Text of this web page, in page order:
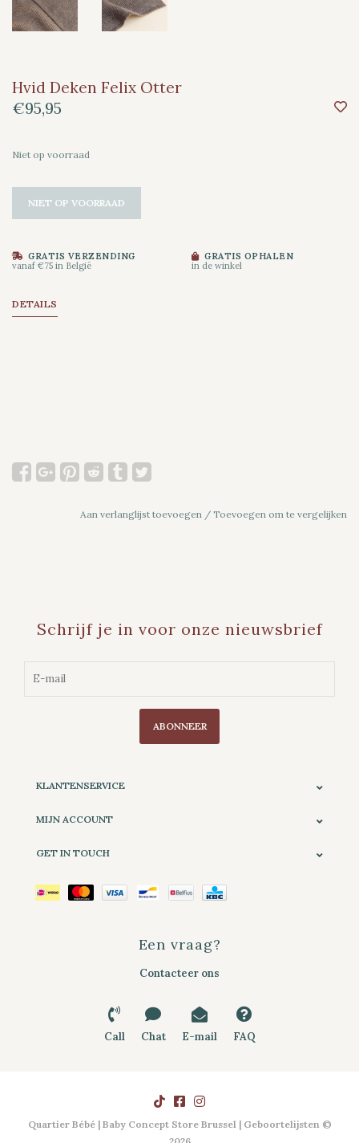
Hvid Deken Felix Otter
€95,95
Niet op voorraad
NIET OP VOORRAAD
GRATIS VERZENDING
vanaf €75 in België
GRATIS OPHALEN
in de winkel
DETAILS
Aan verlanglijst toevoegen / Toevoegen om te vergelijken
Schrijf je in voor onze nieuwsbrief
ABONNEER
KLANTENSERVICE
MIJN ACCOUNT
GET IN TOUCH
Een vraag?
Contacteer ons
Call Chat E-mail FAQ
Quartier Bébé | Baby Concept Store Brussel | Geboortelijsten ©